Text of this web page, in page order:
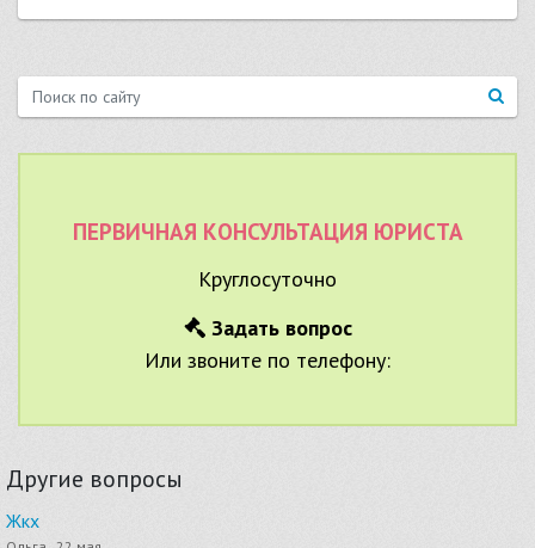
ПЕРВИЧНАЯ КОНСУЛЬТАЦИЯ ЮРИСТА
Круглосуточно
Задать вопрос
Или звоните по телефону:
Другие вопросы
Жкх